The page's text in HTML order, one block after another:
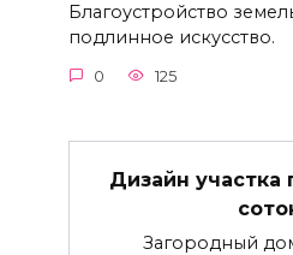
Благоустройство
подлинное искусство.
0 125
Дизайн участка
Загородный